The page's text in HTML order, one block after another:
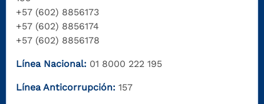
+57 (602) 8856173
+57 (602) 8856174
+57 (602) 8856178
Línea Nacional: 01 8000 222 195
Línea Anticorrupción: 157